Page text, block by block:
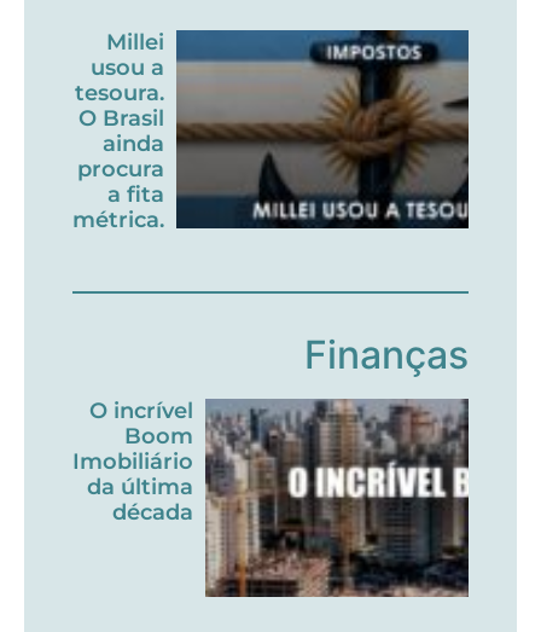
Millei
usou a
tesoura.
O Brasil
ainda
procura
a fita
métrica.
Finanças
O incrível
Boom
Imobiliário
da última
década